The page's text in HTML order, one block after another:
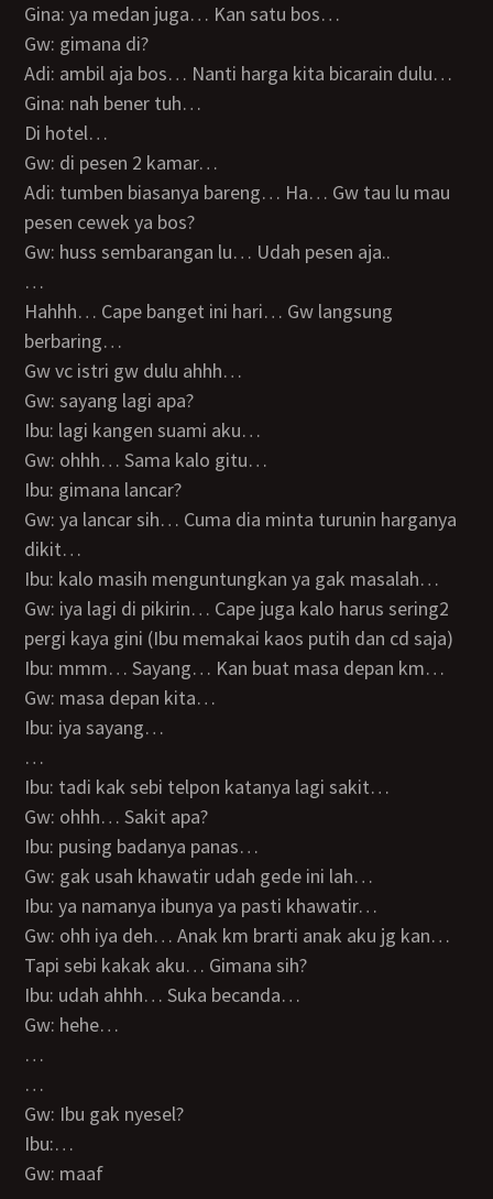
Gina: ya medan juga… Kan satu bos…
Gw: gimana di?
Adi: ambil aja bos… Nanti harga kita bicarain dulu…
Gina: nah bener tuh…
Di hotel…
Gw: di pesen 2 kamar…
Adi: tumben biasanya bareng… Ha… Gw tau lu mau
pesen cewek ya bos?
Gw: huss sembarangan lu… Udah pesen aja..
…
Hahhh… Cape banget ini hari… Gw langsung
berbaring…
Gw vc istri gw dulu ahhh…
Gw: sayang lagi apa?
Ibu: lagi kangen suami aku…
Gw: ohhh… Sama kalo gitu…
Ibu: gimana lancar?
Gw: ya lancar sih… Cuma dia minta turunin harganya
dikit…
Ibu: kalo masih menguntungkan ya gak masalah…
Gw: iya lagi di pikirin… Cape juga kalo harus sering2
pergi kaya gini (Ibu memakai kaos putih dan cd saja)
Ibu: mmm… Sayang… Kan buat masa depan km…
Gw: masa depan kita…
Ibu: iya sayang…
…
Ibu: tadi kak sebi telpon katanya lagi sakit…
Gw: ohhh… Sakit apa?
Ibu: pusing badanya panas…
Gw: gak usah khawatir udah gede ini lah…
Ibu: ya namanya ibunya ya pasti khawatir…
Gw: ohh iya deh… Anak km brarti anak aku jg kan…
Tapi sebi kakak aku… Gimana sih?
Ibu: udah ahhh… Suka becanda…
Gw: hehe…
…
…
Gw: Ibu gak nyesel?
Ibu:…
Gw: maaf